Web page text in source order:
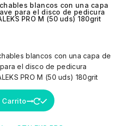
blancos con una capa
para el disco de pedicura
PRO M (50 uds) 180grit
blancos con una capa de
el disco de pedicura
PRO M (50 uds) 180grit
Carrito